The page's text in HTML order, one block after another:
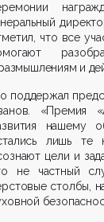
что все
и
поддержал
«Премия
нашему
лишь те
цели и
не частный
столбы,